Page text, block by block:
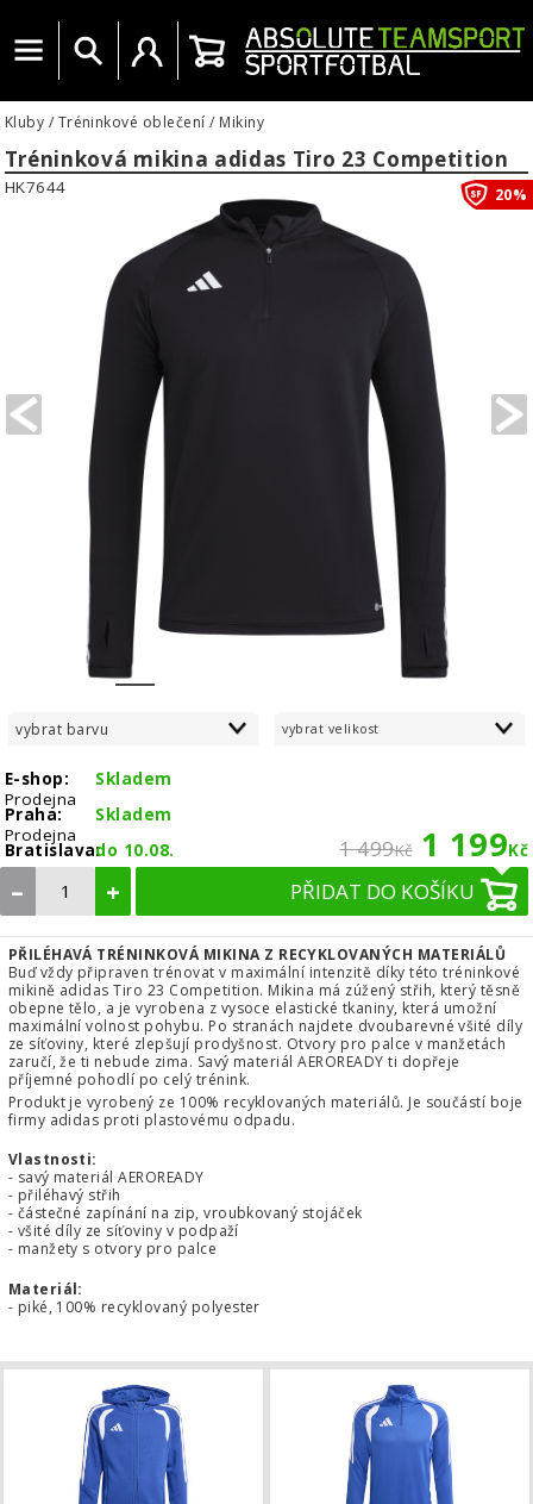
Menu Vyhledat Uživatelský účet
Košík
Kluby / Tréninkové oblečení / Mikiny
Tréninková mikina adidas Tiro 23 Competition
1
HK7644 20%
vybrat barvu vybrat velikost
E-shop:
Skladem
Prodejna
Praha:
Skladem
Prodejna
Bratislava:do 10.08. 1 499Kč 1 199Kč
– + PŘIDAT DO KOŠÍKU
PŘILÉHAVÁ TRÉNINKOVÁ MIKINA Z RECYKLOVANÝCH MATERIÁLŮ
Buď vždy připraven trénovat v maximální intenzitě díky této tréninkové
mikině adidas Tiro 23 Competition. Mikina má zúžený střih, který těsně
obepne tělo, a je vyrobena z vysoce elastické tkaniny, která umožní
maximální volnost pohybu. Po stranách najdete dvoubarevné všité díly
ze síťoviny, které zlepšují prodyšnost. Otvory pro palce v manžetách
zaručí, že ti nebude zima. Savý materiál AEROREADY ti dopřeje
příjemné pohodlí po celý trénink.
Produkt je vyrobený ze 100% recyklovaných materiálů. Je součástí boje
firmy adidas proti plastovému odpadu.
Vlastnosti:
- savý materiál AEROREADY
- přiléhavý střih
- částečné zapínání na zip, vroubkovaný stojáček
- všité díly ze síťoviny v podpaží
- manžety s otvory pro palce
Materiál:
- piké, 100% recyklovaný polyester